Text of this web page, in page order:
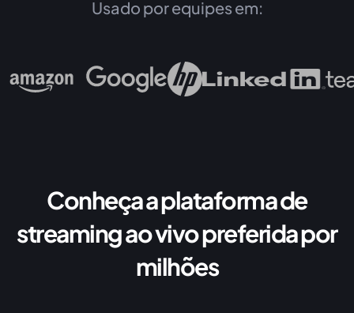
Usado por equipes em:
Conheça a plataforma de
streaming ao vivo preferida por
milhões